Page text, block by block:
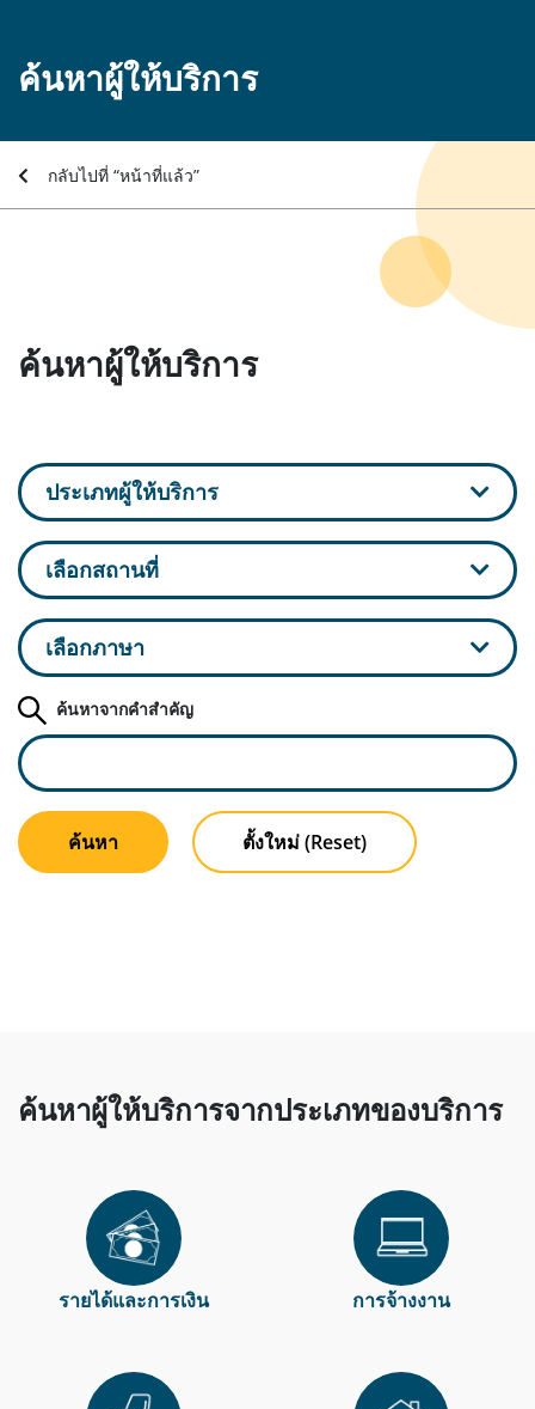
ค้นหาผู้ให้บริการ
กลับไปที่ “หน้าที่แล้ว”
ค้นหาผู้ให้บริการ
ประเภทผู้ให้บริการ
เลือกสถานที่
เลือกภาษา
ค้นหาจากคำสำคัญ
ค้นหา ตั้งใหม่ (Reset)
ค้นหาผู้ให้บริการจากประเภทของบริการ
รายได้และการเงิน การจ้างงาน